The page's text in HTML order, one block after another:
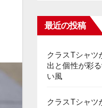
最近の投稿
クラスTシャツ
出と個性が彩
い風
クラスTシャツ